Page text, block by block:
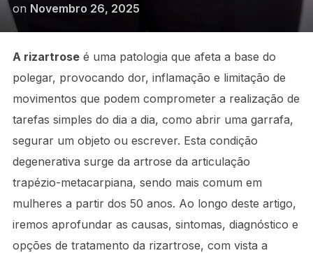
on Posted
Novembro 26, 2025
A rizartroseé uma patologia que afeta a base do
polegar, provocando dor, inflamação e limitação de
movimentos que podem comprometer a realização de
tarefas simples do dia a dia, como abrir uma garrafa,
segurar um objeto ou escrever. Esta condição
degenerativa surge da artrose da articulação
trapézio-metacarpiana, sendo mais comum em
mulheres a partir dos 50 anos. Ao longo deste artigo,
iremos aprofundar as causas, sintomas, diagnóstico e
opções de tratamento da rizartrose, com vista a